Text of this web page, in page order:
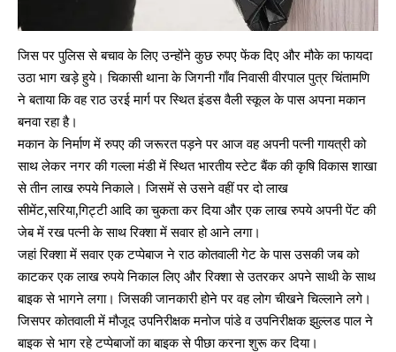
जिस पर पुलिस से बचाव के लिए उन्होंने कुछ रुपए फेंक दिए और मौके का फायदा
उठा भाग खड़े हुये। चिकासी थाना के जिगनी गाँव निवासी वीरपाल पुत्र चिंतामणि
ने बताया कि वह राठ उरई मार्ग पर स्थित इंडस वैली स्कूल के पास अपना मकान
बनवा रहा है।
मकान के निर्माण में रुपए की जरूरत पड़ने पर आज वह अपनी पत्नी गायत्री को
साथ लेकर नगर की गल्ला मंडी में स्थित भारतीय स्टेट बैंक की कृषि विकास शाखा
से तीन लाख रुपये निकाले। जिसमें से उसने वहीं पर दो लाख
सीमेंट,सरिया,गिट्टी आदि का चुकता कर दिया और एक लाख रुपये अपनी पेंट की
जेब में रख पत्नी के साथ रिक्शा में सवार हो आने लगा।
जहां रिक्शा में सवार एक टप्पेबाज ने राठ कोतवाली गेट के पास उसकी जब को
काटकर एक लाख रुपये निकाल लिए और रिक्शा से उतरकर अपने साथी के साथ
बाइक से भागने लगा। जिसकी जानकारी होने पर वह लोग चीखने चिल्लाने लगे।
जिसपर कोतवाली में मौजूद उपनिरीक्षक मनोज पांडे व उपनिरीक्षक झुल्लड पाल ने
बाइक से भाग रहे टप्पेबाजों का बाइक से पीछा करना शुरू कर दिया।